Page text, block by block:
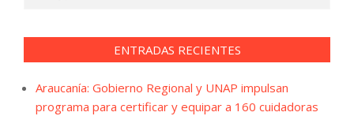
ENTRADAS RECIENTES
Araucanía: Gobierno Regional y UNAP impulsan
programa para certificar y equipar a 160 cuidadoras